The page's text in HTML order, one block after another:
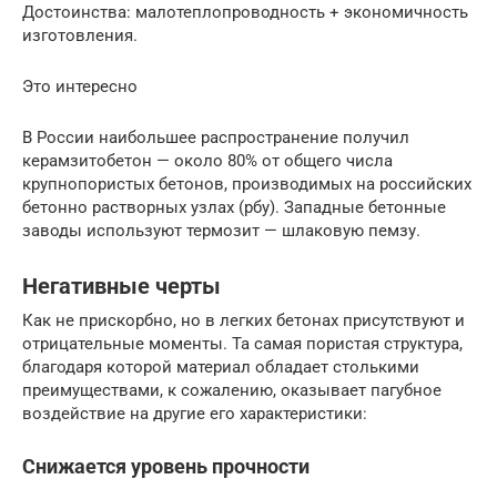
Достоинства: малотеплопроводность + экономичность
изготовления.
Это интересно
В России наибольшее распространение получил
керамзитобетон — около 80% от общего числа
крупнопористых бетонов, производимых на российских
бетонно растворных узлах (рбу). Западные бетонные
заводы используют термозит — шлаковую пемзу.
Негативные черты
Как не прискорбно, но в легких бетонах присутствуют и
отрицательные моменты. Та самая пористая структура,
благодаря которой материал обладает столькими
преимуществами, к сожалению, оказывает пагубное
воздействие на другие его характеристики:
Снижается уровень прочности